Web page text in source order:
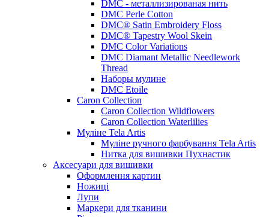
DMC - металлизированая нить
DMC Perle Cotton
DMC® Satin Embroidery Floss
DMC® Tapestry Wool Skein
DMC Color Variations
DMC Diamant Metallic Needlework
Thread
Наборы мулине
DMC Etoile
Caron Collection
Caron Collection Wildflowers
Caron Collection Waterlilies
Муліне Tela Artis
Муліне ручного фарбування Tela Artis
Нитка для вишивки Пухнастик
Аксесуари для вишивки
Оформлення картин
Ножиці
Лупи
Маркери для тканини